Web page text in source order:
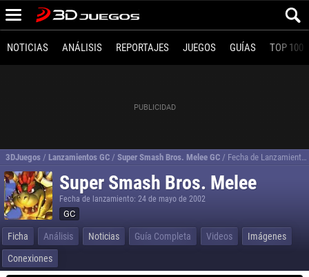
NOTICIAS ANÁLISIS REPORTAJES JUEGOS GUÍAS TOP 100
3DJuegos / Lanzamientos GC / Super Smash Bros. Melee GC / Fecha de Lanzamiento de Super Smash Bros. Melee
Super Smash Bros. Melee
Fecha de lanzamiento: 24 de mayo de 2002
GC
Ficha Análisis Noticias Guía Completa Videos
Imágenes
Conexiones